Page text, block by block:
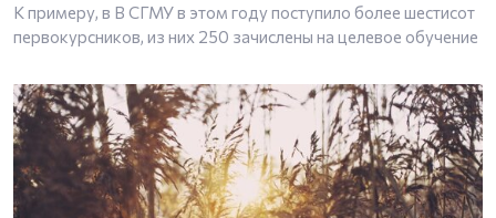
К примеру, в В СГМУ в этом году поступило более шестисот
первокурсников, из них 250 зачислены на целевое обучение